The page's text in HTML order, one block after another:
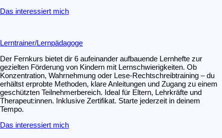
Das interessiert mich
Lerntrainer/Lernpädagoge
Der Fernkurs bietet dir 6 aufeinander aufbauende Lernhefte zur
gezielten Förderung von Kindern mit Lernschwierigkeiten. Ob
Konzentration, Wahrnehmung oder Lese-Rechtschreibtraining – du
erhältst erprobte Methoden, klare Anleitungen und Zugang zu einem
geschützten Teilnehmerbereich. Ideal für Eltern, Lehrkräfte und
Therapeut:innen. Inklusive Zertifikat. Starte jederzeit in deinem
Tempo.
Das interessiert mich